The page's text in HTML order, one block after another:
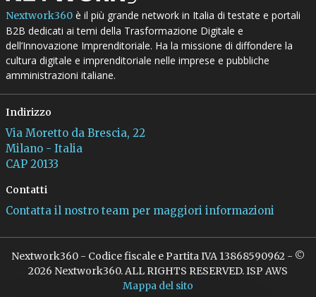
Nextwork360è il più grande network in Italia di testate e portali
B2B dedicati ai temi della Trasformazione Digitale e
dell’Innovazione Imprenditoriale. Ha la missione di diffondere la
cultura digitale e imprenditoriale nelle imprese e pubbliche
amministrazioni italiane.
Indirizzo
Via Moretto da Brescia, 22
Milano - Italia
CAP 20133
Contatti
Contatta il nostro team per maggiori informazioni
Nextwork360 - Codice fiscale e Partita IVA 13868590962 - ©
2026 Nextwork360. ALL RIGHTS RESERVED. ISP AWS
Mappa del sito